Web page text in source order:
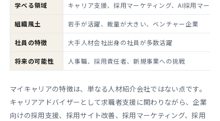
学べる領域
キャリア支援、採用マーケティング、AI採用マーケ
組織風土
若手が活躍、裁量が大きい、ベンチャー企業
社員の特徴
大手人材会社出身の社員が多数活躍
将来の可能性
人事職、採用責任者、新規事業への挑戦
マイキャリアの特徴は、単なる人材紹介会社ではない点です。
キャリアアドバイザーとして求職者支援に関わりながら、企業
向けの採用支援、採用サイト改善、採用マーケティング、採用